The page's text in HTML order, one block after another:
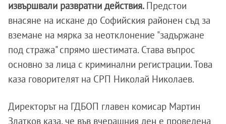
извършвали развратни действия. Предстои
внасяне на искане до Софийския районен съд за
вземане на мярка за неотклонение "задържане
под стража" спрямо шестимата. Става въпрос
основно за лица с криминални регистрации. Това
каза говорителят на СРП Николай Николаев.
Директорът на ГДБОП главен комисар Мартин
Златков каза, че във вчерашния ден е проведена